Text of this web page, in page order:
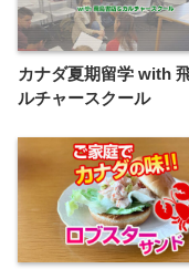
カナダ夏期留学 with
ルチャースクール